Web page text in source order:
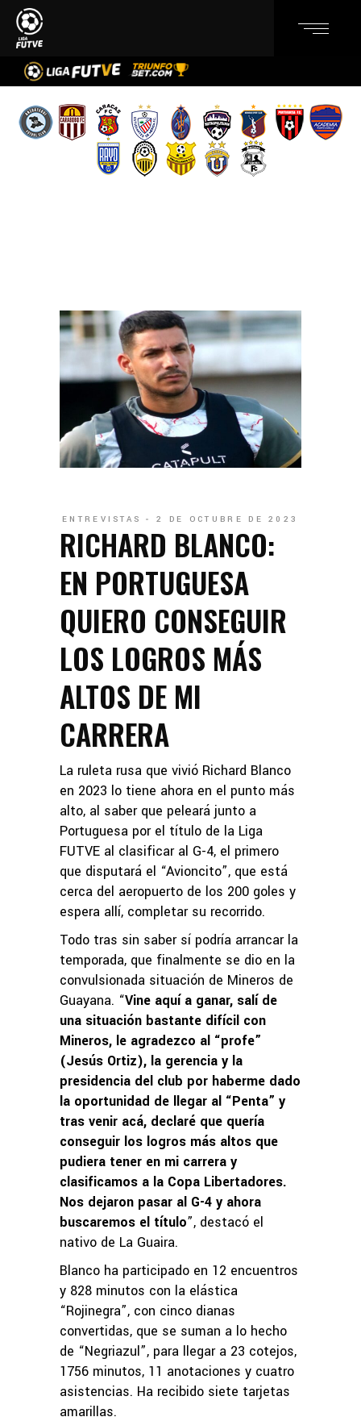
ENTREVISTAS 2 DE OCTUBRE DE 2023
RICHARD BLANCO:
EN PORTUGUESA
QUIERO CONSEGUIR
LOS LOGROS MÁS
ALTOS DE MI
CARRERA
La ruleta rusa que vivió Richard Blanco
en 2023 lo tiene ahora en el punto más
alto, al saber que peleará junto a
Portuguesa por el título de la Liga
FUTVE al clasificar al G-4, el primero
que disputará el “Avioncito”, que está
cerca del aeropuerto de los 200 goles y
espera allí, completar su recorrido.
Todo tras sin saber sí podría arrancar la
temporada, que finalmente se dio en la
convulsionada situación de Mineros de
Guayana. “Vine aquí a ganar, salí de
una situación bastante difícil con
Mineros, le agradezco al “profe”
(Jesús Ortiz), la gerencia y la
presidencia del club por haberme dado
la oportunidad de llegar al “Penta” y
tras venir acá, declaré que quería
conseguir los logros más altos que
pudiera tener en mi carrera y
clasificamos a la Copa Libertadores.
Nos dejaron pasar al G-4 y ahora
buscaremos el título”, destacó el
nativo de La Guaira.
Blanco ha participado en 12 encuentros
y 828 minutos con la elástica
“Rojinegra”, con cinco dianas
convertidas, que se suman a lo hecho
de “Negriazul”, para llegar a 23 cotejos,
1756 minutos, 11 anotaciones y cuatro
asistencias. Ha recibido siete tarjetas
amarillas.